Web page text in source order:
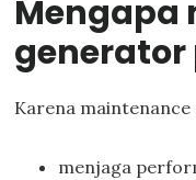
Mengapa
generator
Karena maintenance
menjaga